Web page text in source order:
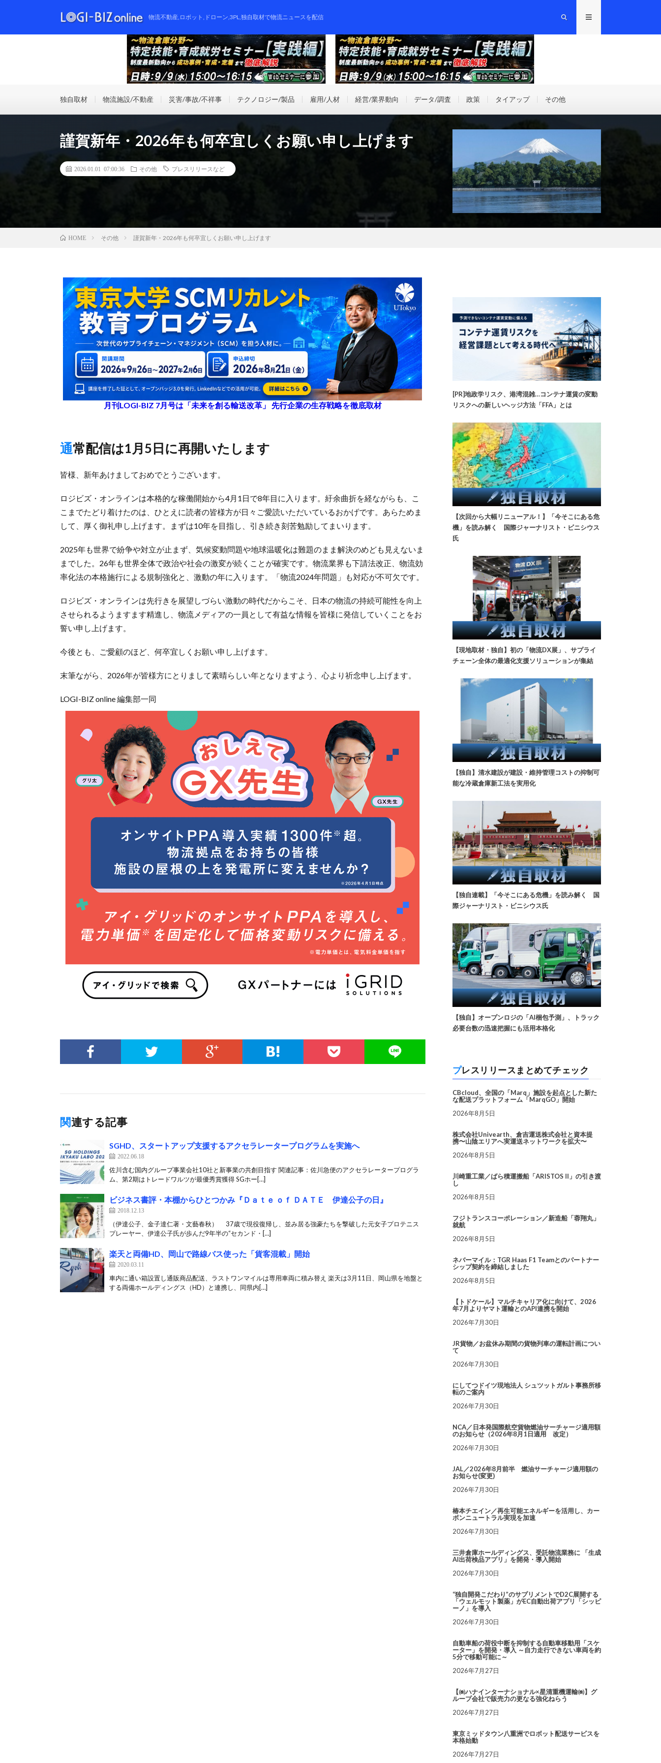
物流不動産,ロボット,ドローン,3PL,独自取材で物流ニュースを配信
独自取材 物流施設/不動産 災害/事故/不祥事 テクノロジー/製品 雇用/人材 経営/業界動向 データ/調査 政策 タイアップ その他
謹賀新年・2026年も何卒宜しくお願い申し上げます
2026.01.01 07:00:36 その他 プレスリリースなど
HOME その他 謹賀新年・2026年も何卒宜しくお願い申し上げます
月刊LOGI-BIZ 7月号は「未来を創る輸送改革」 先行企業の生存戦略を徹底取材
通常配信は1月5日に再開いたします
皆様、新年あけましておめでとうございます。
ロジビズ・オンラインは本格的な稼働開始から4月1日で8年目に入ります。紆余曲折を経ながらも、こ
こまでたどり着けたのは、ひとえに読者の皆様方が日々ご愛読いただいているおかげです。あらためま
して、厚く御礼申し上げます。まずは10年を目指し、引き続き刻苦勉励してまいります。
2025年も世界で紛争や対立が止まず、気候変動問題や地球温暖化は難題のまま解決のめども見えないま
までした。26年も世界全体で政治や社会の激変が続くことが確実です。物流業界も下請法改正、物流効
率化法の本格施行による規制強化と、激動の年に入ります。「物流2024年問題」も対応が不可欠です。
ロジビズ・オンラインは先行きを展望しづらい激動の時代だからこそ、日本の物流の持続可能性を向上
させられるようますます精進し、物流メディアの一員として有益な情報を皆様に発信していくことをお
誓い申し上げます。
今後とも、ご愛顧のほど、何卒宜しくお願い申し上げます。
末筆ながら、2026年が皆様方にとりまして素晴らしい年となりますよう、心より祈念申し上げます。
LOGI-BIZ online 編集部一同
関連する記事
SGHD、スタートアップ支援するアクセラレータープログラムを実施へ
2022.06.18
佐川含む国内グループ事業会社10社と新事業の共創目指す 関連記事：佐川急便のアクセラレータープログラ
ム、第2期はトレードワルツが最優秀賞獲得 SGホー[…]
ビジネス書評・本棚からひとつかみ『Ｄａｔｅ ｏｆ ＤＡＴＥ 伊達公子の日』
2018.12.13
（伊達公子、金子達仁著・文藝春秋） 37歳で現役復帰し、並み居る強豪たちを撃破した元女子プロテニス
プレーヤー、伊達公子氏が歩んだ9年半の“セカンド・[…]
楽天と両備HD、岡山で路線バス使った「貨客混載」開始
2020.03.11
車内に通い箱設置し通販商品配送、ラストワンマイルは専用車両に積み替え 楽天は3月11日、岡山県を地盤と
する両備ホールディングス（HD）と連携し、同県内[…]
[PR]地政学リスク、港湾混雑…コンテナ運賃の変動
リスクへの新しいヘッジ方法「FFA」とは
【次回から大幅リニューアル！】「今そこにある危
機」を読み解く 国際ジャーナリスト・ビニシウス
氏
【現地取材・独自】初の「物流DX展」、サプライ
チェーン全体の最適化支援ソリューションが集結
【独自】清水建設が建設・維持管理コストの抑制可
能な冷蔵倉庫新工法を実用化
【独自連載】「今そこにある危機」を読み解く 国
際ジャーナリスト・ビニシウス氏
【独自】オープンロジの「AI梱包予測」、トラック
必要台数の迅速把握にも活用本格化
プレスリリースまとめてチェック
CBcloud、全国の「Marq」施設を起点とした新た
な配送プラットフォーム「MarqGO」開始
2026年8月5日
株式会社Univearth、倉吉運送株式会社と資本提
携〜山陰エリアへ実運送ネットワークを拡大〜
2026年8月5日
川崎重工業／ばら積運搬船「ARISTOS II」の引き渡
し
2026年8月5日
フジトランスコーポレーション／新造船「蓉翔丸」
就航
2026年8月5日
ネバーマイル：TGR Haas F1 Teamとのパートナー
シップ契約を締結しました
2026年8月5日
【トドケール】マルチキャリア化に向けて、2026
年7月よりヤマト運輸とのAPI連携を開始
2026年7月30日
JR貨物／お盆休み期間の貨物列車の運転計画につい
て
2026年7月30日
にしてつドイツ現地法人 シュツットガルト事務所移
転のご案内
2026年7月30日
NCA／日本発国際航空貨物燃油サーチャージ適用額
のお知らせ（2026年8月1日適用 改定）
2026年7月30日
JAL／2026年8月前半 燃油サーチャージ適用額の
お知らせ(変更)
2026年7月30日
椿本チエイン／再生可能エネルギーを活用し、カー
ボンニュートラル実現を加速
2026年7月30日
三井倉庫ホールディングス、受託物流業務に 「生成
AI出荷検品アプリ」を開発・導入開始
2026年7月30日
“独自開発こだわり”のサプリメントでD2C展開する
「ウェルモット製薬」がEC自動出荷アプリ「シッピ
ーノ」を導入
2026年7月30日
自動車船の荷役中断を抑制する自動車移動用「スケ
ーター」を開発・導入 ～自力走行できない車両を約
5分で移動可能に～
2026年7月27日
【㈱ハナインターナショナル×星清重機運輸㈱】グ
ループ会社で販売力の更なる強化ねらう
2026年7月27日
東京ミッドタウン八重洲でロボット配送サービスを
本格始動
2026年7月27日